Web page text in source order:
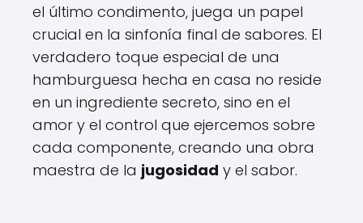
el último condimento, juega un papel
crucial en la sinfonía final de sabores. El
verdadero toque especial de una
hamburguesa hecha en casa no reside
en un ingrediente secreto, sino en el
amor y el control que ejercemos sobre
cada componente, creando una obra
maestra de la jugosidad y el sabor.